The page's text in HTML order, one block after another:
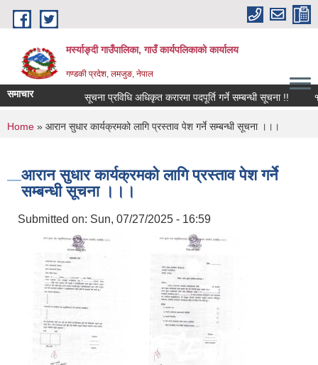
Skip to main content
मर्स्याङ्दी गाउँपालिका, गाउँ कार्यपलिकाको कार्यालय
गण्डकी प्रदेश, लमजुङ, नेपाल
समाचार सूचना प्रविधि अधिकृत करारमा पदपूर्ति गर्ने सम्बन्धी सूचना !!
You are here
Home » आरान सुधार कार्यक्रमको लागि प्रस्ताव पेश गर्ने सम्बन्धी सूचना ।।।
आरान सुधार कार्यक्रमको लागि प्रस्ताव पेश गर्ने
सम्बन्धी सूचना ।।।
Submitted on: Sun, 07/27/2025 - 16:59